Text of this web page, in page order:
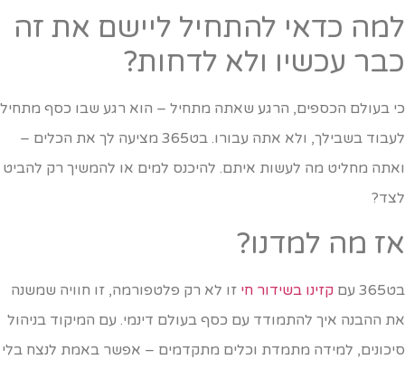
כדאי להתחיל ליישם את זה
עכשיו ולא לדחות?
בעולם הכספים, הרגע שאתה מתחיל – הוא רגע שבו כסף מתחיל
לעבוד בשבילך, ולא אתה עבורו. בט365 מציעה לך את הכלים –
מחליט מה לעשות איתם. להיכנס למים או להמשיך רק להביט
מה למדנו?
עם קזינו בשידור חיזו לא רק פלטפורמה, זו חוויה שמשנה
ההבנה איך להתמודד עם כסף בעולם דינמי. עם המיקוד בניהול
למידה מתמדת וכלים מתקדמים – אפשר באמת לנצח בלי